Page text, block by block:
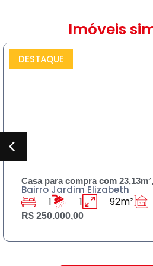
Imóveis
DESTAQUE
Sobrado para compra
Bairro Jardim Rodolfo
3 3
R$ 590.000,00